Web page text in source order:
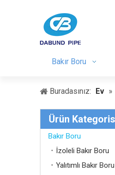
Bakır Boru
Buradasınız: Ev »
Ürün
Bakır Boru
İzoleli Bakır Boru
Yalıtımlı Bakır Boru